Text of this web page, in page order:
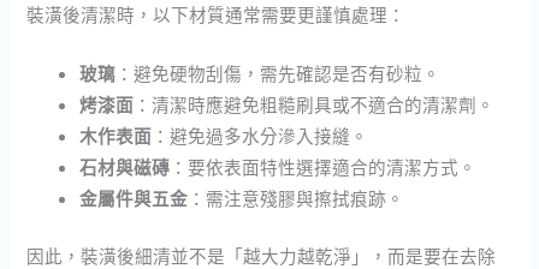
裝潢後清潔時，以下材質通常需要更謹慎處理：
玻璃 ：避免硬物刮傷，需先確認是否有砂粒。
烤漆面 ：清潔時應避免粗糙刷具或不適合的清潔劑。
木作表面 ：避免過多水分滲入接縫。
石材與磁磚 ：要依表面特性選擇適合的清潔方式。
金屬件與五金 ：需注意殘膠與擦拭痕跡。
因此，裝潢後細清並不是「越大力越乾淨」，而是要在去除